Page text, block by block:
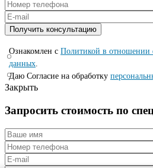
Ознакомлен с Политикой в отношении
данных.
Даю Согласие на обработку
Закрыть
Запросить стоимость по